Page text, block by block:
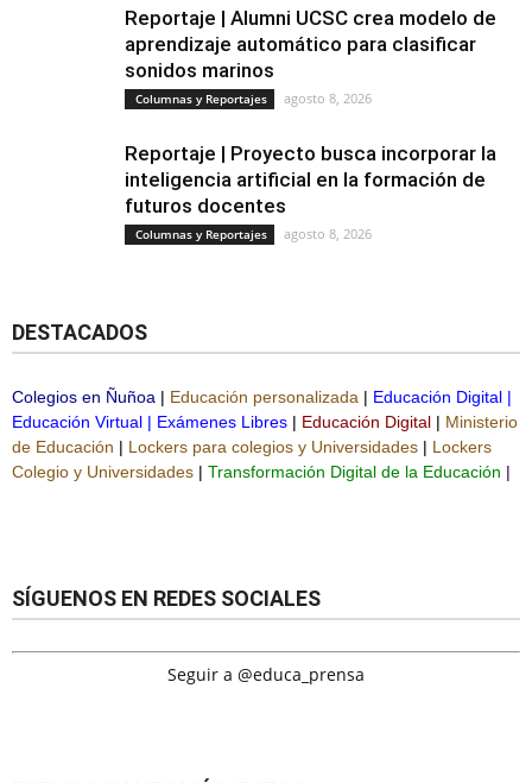
Reportaje | Alumni UCSC crea modelo de
aprendizaje automático para clasificar
sonidos marinos
Columnas y Reportajes agosto 8, 2026
Reportaje | Proyecto busca incorporar la
inteligencia artificial en la formación de
futuros docentes
Columnas y Reportajes agosto 8, 2026
DESTACADOS
Colegios en Ñuñoa | Educación personalizada | Educación Digital |
Educación Virtual | Exámenes Libres | Educación Digital | Ministerio
de Educación | Lockers para colegios y Universidades | Lockers
Colegio y Universidades | Transformación Digital de la Educación |
SÍGUENOS EN REDES SOCIALES
Seguir a @educa_prensa